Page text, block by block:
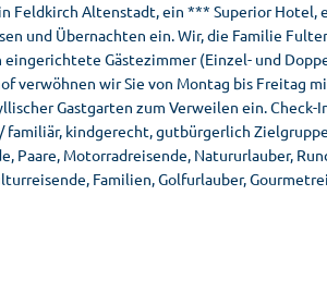
in Feldkirch Altenstadt, ein *** Superior
und Übernachten ein. Wir, die Familie
Gästezimmer (Einzel- und
verwöhnen wir Sie von Montag bis Freitag
Gastgarten zum Verweilen ein.
kindgerecht, gutbürgerlich
Paare, Motorradreisende, Natururlauber,
Familien, Golfurlauber,